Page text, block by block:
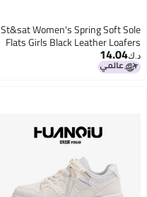
St&sat Women's Spring Soft Sole
Flats Girls Black Leather Loafers
Parent-child Slip-on Versatile
Black Size 28
د.ك‏14.04